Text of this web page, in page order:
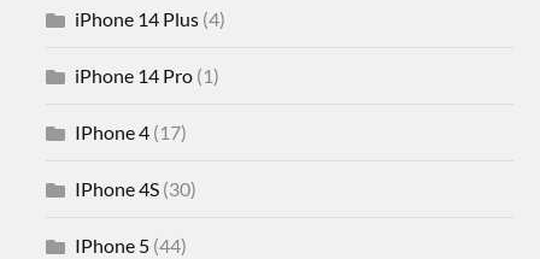
iPhone 14 Plus (4)
iPhone 14 Pro (1)
IPhone 4 (17)
IPhone 4S (30)
IPhone 5 (44)